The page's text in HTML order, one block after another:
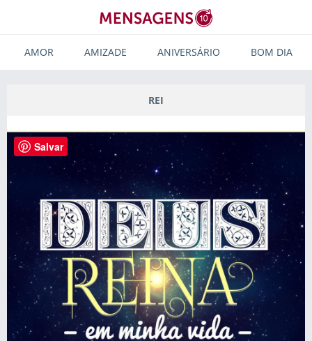
AMOR AMIZADE ANIVERSÁRIO BOM DIA
REI
Salvar